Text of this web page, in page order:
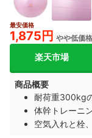
最安価格
1,875円 やや低価格
楽天市場
商品概要
耐荷重300kg
体幹トレーニ
空気入れと栓